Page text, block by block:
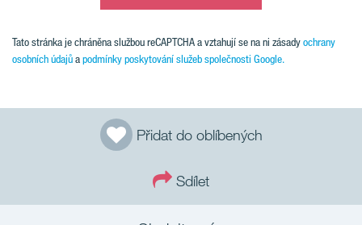
Přidat do oblíbených
Sdílet
Tato stránka je chráněna službou reCAPTCHA a vztahují se na ni zásadyochrany
osobních údajůapodmínky poskytování služeb společnosti Google.